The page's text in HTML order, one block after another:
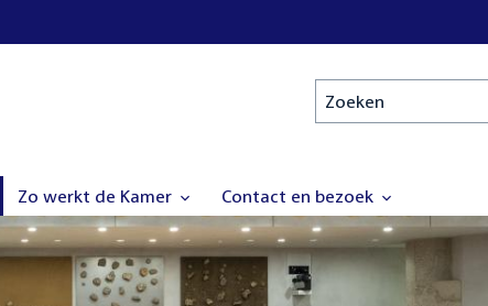
Zoeken
Zo werkt de Kamer Contact en bezoek